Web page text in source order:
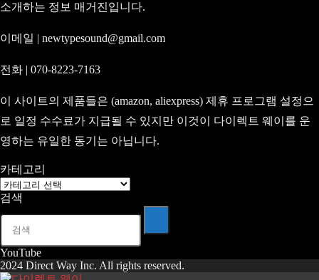
소개하는 정보 매거진입니다.
이메일 | newtypesound@gmail.com
전화 | 070-8223-7163
이 사이트의 제품들은 (amazon, aliexpress) 제휴 프로그램 설정으
로 일정 수수료가 지급될 수 있지만 이것이 다이렉트 웨이를 운
영하는 유일한 동기는 아닙니다.
카테고리
카
테
고
검색
YouTube
2024 Direct Way Inc. All rights reserved.